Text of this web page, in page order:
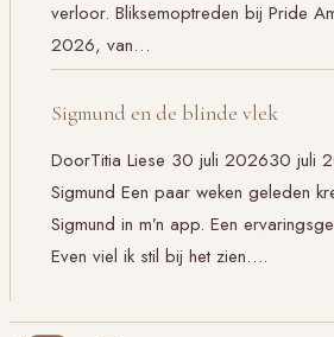
verloor. Bliksemoptreden bij Pride
2026, van…
Sigmund en de blinde vlek
DoorTitia Liese 30 juli 202630 juli
Sigmund Een paar weken geleden
Sigmund in m’n app. Een
Even viel ik stil bij het zien….